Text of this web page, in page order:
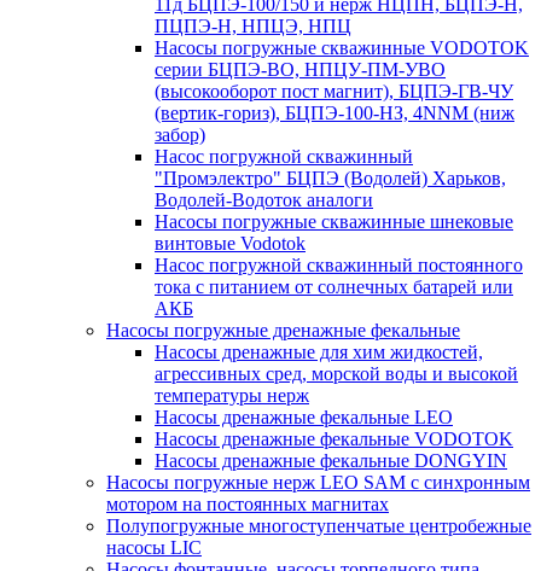
11д БЦПЭ-100/150 и нерж НЦПН, БЦПЭ-Н,
ПЦПЭ-Н, НПЦЭ, НПЦ
Насосы погружные скважинные VODOTOK
серии БЦПЭ-ВО, НПЦУ-ПМ-УВО
(высокооборот пост магнит), БЦПЭ-ГВ-ЧУ
(вертик-гориз), БЦПЭ-100-НЗ, 4NNM (ниж
забор)
Насос погружной скважинный
"Промэлектро" БЦПЭ (Водолей) Харьков,
Водолей-Водоток аналоги
Насосы погружные скважинные шнековые
винтовые Vodotok
Насос погружной скважинный постоянного
тока с питанием от солнечных батарей или
АКБ
Насосы погружные дренажные фекальные
Насосы дренажные для хим жидкостей,
агрессивных сред, морской воды и высокой
температуры нерж
Насосы дренажные фекальные LEO
Насосы дренажные фекальные VODOTOK
Насосы дренажные фекальные DONGYIN
Насосы погружные нерж LEO SAM с синхронным
мотором на постоянных магнитах
Полупогружные многоступенчатые центробежные
насосы LIC